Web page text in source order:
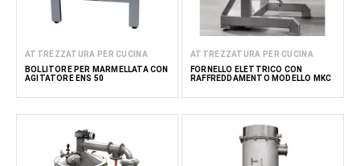
ATTREZZATURA PER CUCINA
BOLLITORE PER MARMELLATA CON
AGITATORE ENS 50
ATTREZZATURA PER CUCINA
FORNELLO ELETTRICO CON
RAFFREDDAMENTO MODELLO MKC